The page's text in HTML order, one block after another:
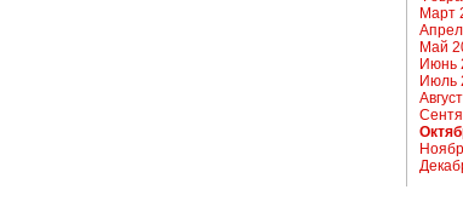
Март
Май
Июнь
Июль